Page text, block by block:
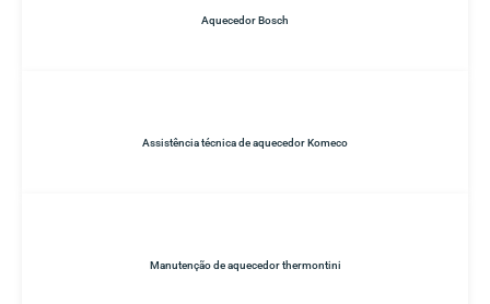
Aquecedor Bosch
Assistência técnica de aquecedor Komeco
Manutenção de aquecedor thermontini